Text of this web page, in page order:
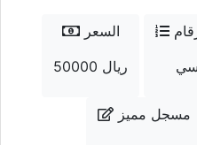
السعر
50000 ريال
مسجل مميز